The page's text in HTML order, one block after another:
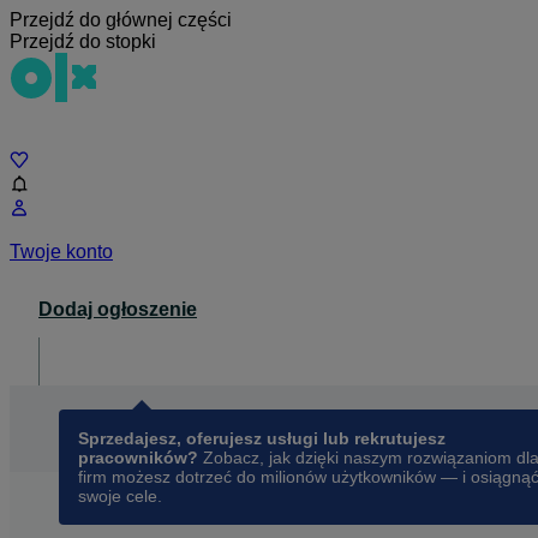
Przejdź do głównej części
Przejdź do stopki
Twoje konto
Dodaj ogłoszenie
Sprzedajesz, oferujesz usługi lub rekrutujesz
pracowników? Zobacz, jak dzięki naszym rozwiązaniom dla
firm możesz dotrzeć do milionów użytkowników — i osiągnąć
swoje cele.